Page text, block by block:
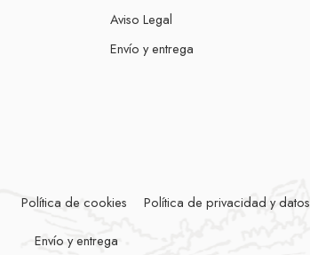
Aviso Legal
Envío y entrega
Política de cookies Política de privacidad y datos
Envío y entrega